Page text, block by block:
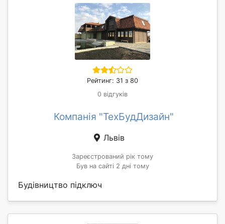
Рейтинг: 31 з 80
0 відгуків
Компанія "ТехБудДизайн"
Львів
Зареєстрований рік тому
Був на сайті 2 дні тому
Будівництво підключ